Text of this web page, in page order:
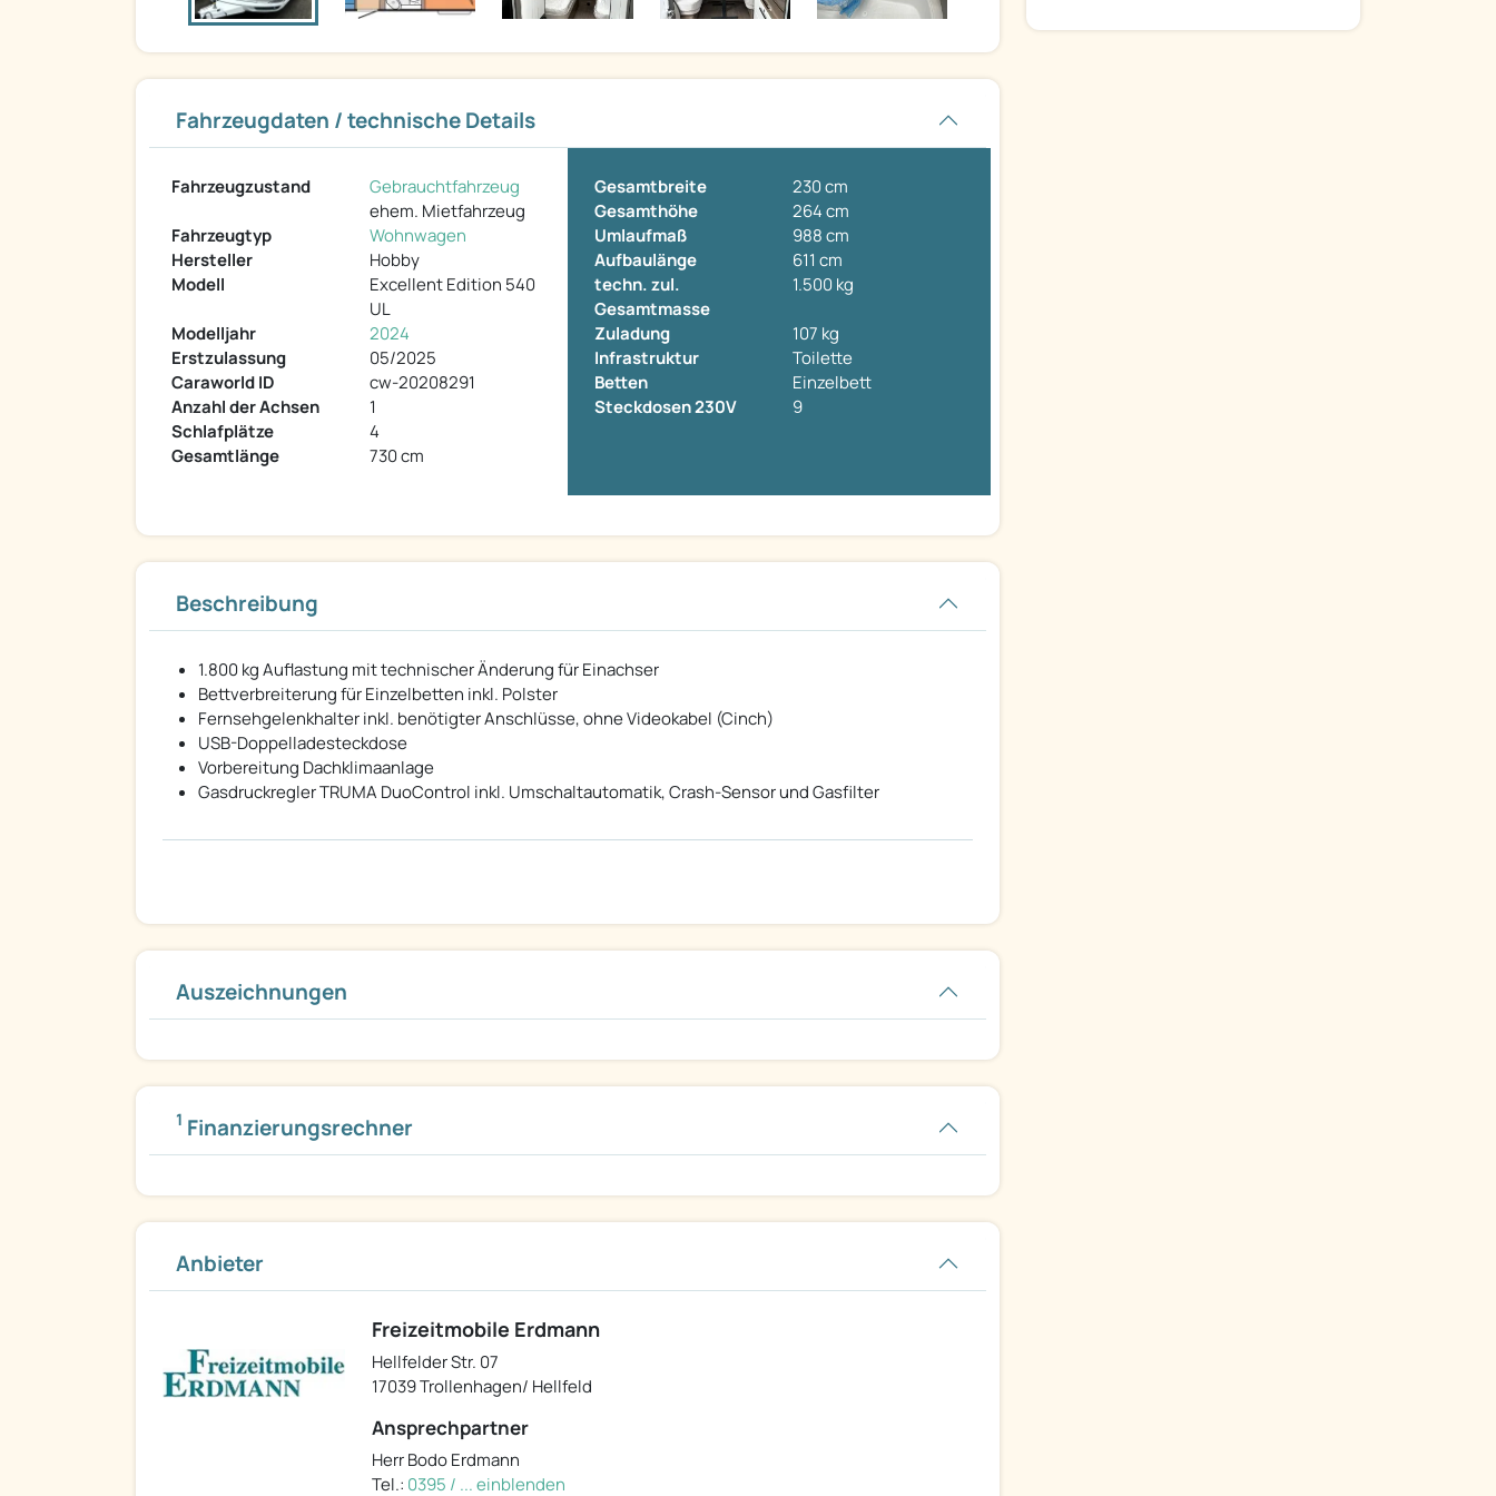
Fahrzeugdaten / technische Details
Fahrzeugzustand
Gebrauchtfahrzeug
ehem. Mietfahrzeug
Fahrzeugtyp
Wohnwagen
Hersteller
Hobby
Modell
Excellent Edition 540
UL
Modelljahr
2024
Erstzulassung
05/2025
Caraworld ID
cw-20208291
Anzahl der Achsen
1
Schlafplätze
4
Gesamtlänge
730 cm
Gesamtbreite
230 cm
Gesamthöhe
264 cm
Umlaufmaß
988 cm
Aufbaulänge
611 cm
techn. zul.
Gesamtmasse
1.500 kg
Zuladung
107 kg
Infrastruktur
Toilette
Betten
Einzelbett
Steckdosen 230V
9
Beschreibung
1.800 kg Auflastung mit technischer Änderung für Einachser
Bettverbreiterung für Einzelbetten inkl. Polster
Fernsehgelenkhalter inkl. benötigter Anschlüsse, ohne Videokabel (Cinch)
USB-Doppelladesteckdose
Vorbereitung Dachklimaanlage
Gasdruckregler TRUMA DuoControl inkl. Umschaltautomatik, Crash-Sensor und Gasfilter
Auszeichnungen
1 Finanzierungsrechner
Anbieter
Freizeitmobile Erdmann
Hellfelder Str. 07
17039 Trollenhagen/ Hellfeld
Ansprechpartner
Herr Bodo Erdmann
Tel.: 0395 / ... einblenden